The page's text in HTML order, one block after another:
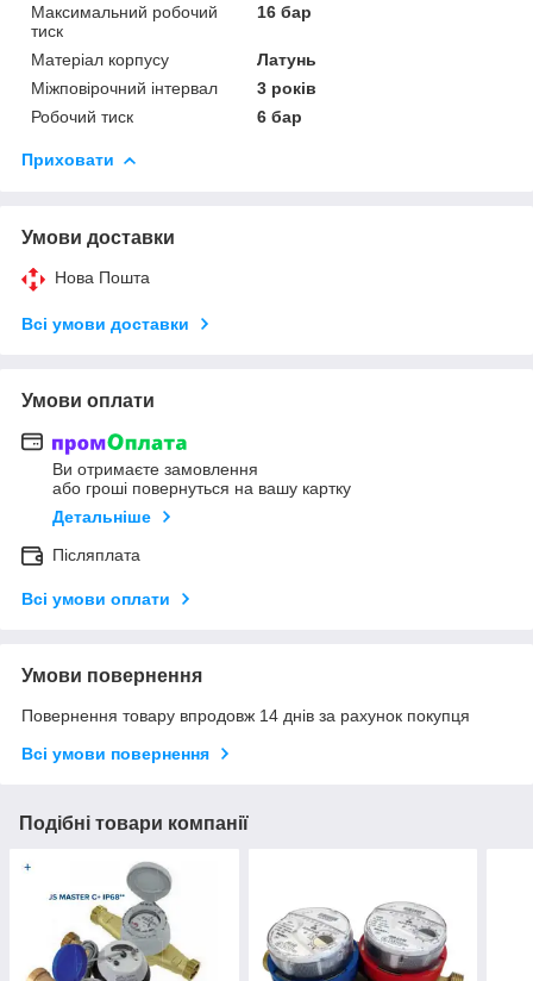
Максимальний робочий
тиск
16 бар
Матеріал корпусу
Латунь
Міжповірочний інтервал
3 років
Робочий тиск
6 бар
Приховати
Умови доставки
Нова Пошта
Всі умови доставки
Умови оплати
Ви отримаєте замовлення
або гроші повернуться на вашу картку
Детальніше
Післяплата
Всі умови оплати
Умови повернення
Повернення товару впродовж 14 днів за рахунок покупця
Всі умови повернення
Подібні товари компанії